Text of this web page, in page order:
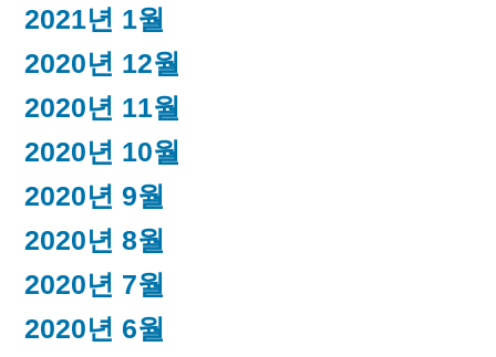
2021년 1월
2020년 12월
2020년 11월
2020년 10월
2020년 9월
2020년 8월
2020년 7월
2020년 6월